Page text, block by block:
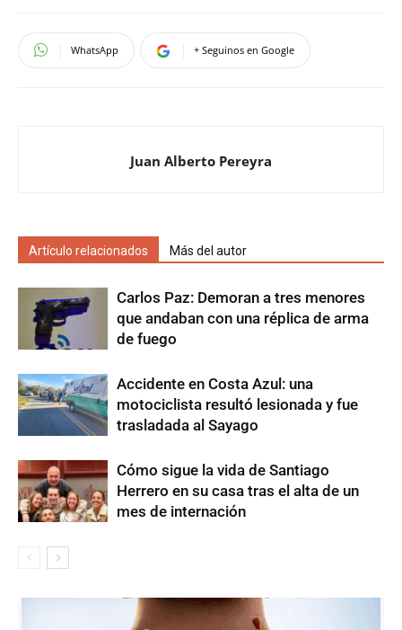
WhatsApp + Seguinos en Google
Juan Alberto Pereyra
Artículo relacionados Más del autor
Carlos Paz: Demoran a tres menores
que andaban con una réplica de arma
de fuego
Accidente en Costa Azul: una
motociclista resultó lesionada y fue
trasladada al Sayago
Cómo sigue la vida de Santiago
Herrero en su casa tras el alta de un
mes de internación